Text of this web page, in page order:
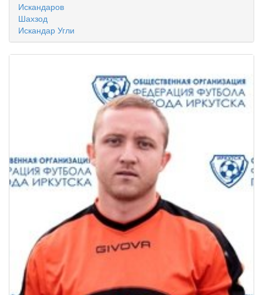
Искандаров
Шахзод
Искандар Угли